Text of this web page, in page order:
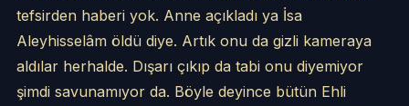
tefsirden haberi yok. Anne açıkladı ya İsa
Aleyhisselâm öldü diye. Artık onu da gizli kameraya
aldılar herhalde. Dışarı çıkıp da tabi onu diyemiyor
şimdi savunamıyor da. Böyle deyince bütün Ehli